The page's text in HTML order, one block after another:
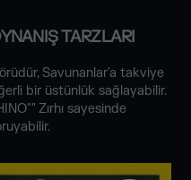
TARZLARI
Savunanlar'a takviye
bir üstünlük sağlayabilir.
Zırhı sayesinde